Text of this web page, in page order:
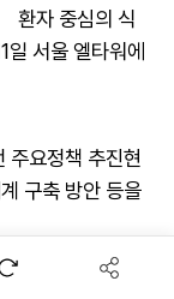
환자 중심의 식
일 서울 엘타워에
주요정책 추진현
구축 방안 등을
는 것은 정책의